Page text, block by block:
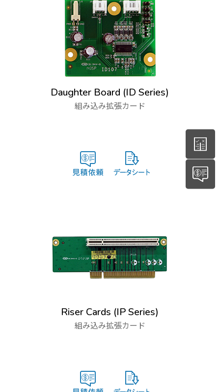
Daughter Board (ID Series)
組み込み拡張カード
Riser Cards (IP Series)
組み込み拡張カード